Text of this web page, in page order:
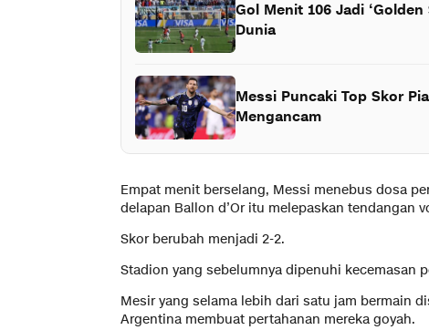
Gol Menit 106 Jadi
Dunia
Messi Puncaki Top Skor
Mengancam
Empat menit berselang, Messi menebus dosa
delapan Ballon d’Or itu melepaskan tendangan
Skor berubah menjadi 2-2.
Stadion yang sebelumnya dipenuhi kecemasan
Mesir yang selama lebih dari satu jam bermain
Argentina membuat pertahanan mereka goyah.